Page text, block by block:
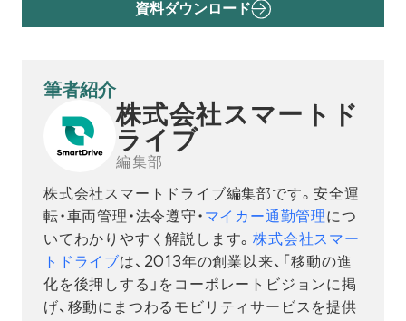
資料ダウンロード
筆者紹介
株式会社スマートド
ライブ
編集部
株式会社スマートドライブ編集部です。安全運
転・車両管理・法令遵守・ マイカー通勤管理につ
いてわかりやすく解説します。株式会社スマー
トドライブは、2013年の創業以来、「移動の進
化を後押しする」をコーポレートビジョンに掲
げ、移動にまつわるモビリティサービスを提供